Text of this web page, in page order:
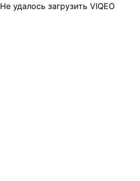
Не удалось загрузить VIQEO